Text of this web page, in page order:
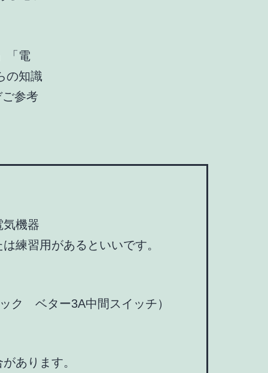
「電
の知識
参考
機器
練習用があるといいです。
ク ベター3A中間スイッチ）
あります。